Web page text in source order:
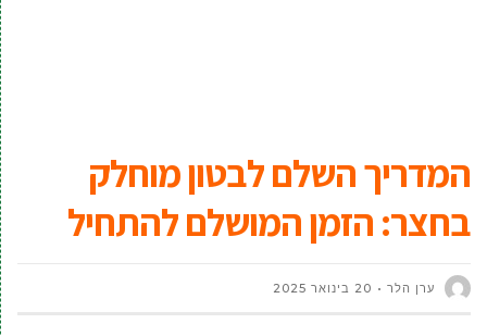
המדריך השלם לבטון מוחלק
בחצר: הזמן המושלם להתחיל
ערן הלר 20 בינואר 2025